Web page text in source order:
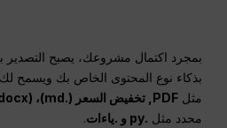
بذكاء نوع المحتوى الخاص بك ويسمح لك
مثلPDF, تخفيض السعر (.md)، Word (.docx)
محدد مثل .py و . ياءات.